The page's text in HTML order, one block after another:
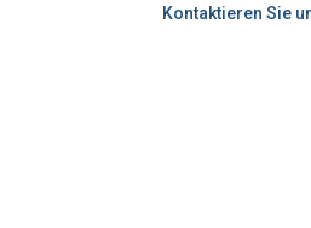
Kontaktieren Sie